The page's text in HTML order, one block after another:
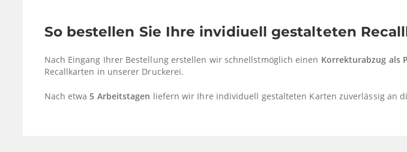
So bestellen Sie Ihre invidiuell gestalteten
Nach Eingang Ihrer Bestellung erstellen wir schnellstmöglich einen Korrekturabzug als
Recallkarten in unserer Druckerei.
Nach etwa5 Arbeitstagen liefern wir Ihre individuell gestalteten Karten zuverlässig an